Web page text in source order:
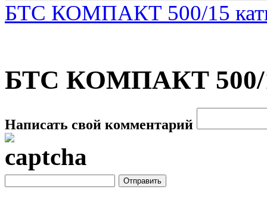
БТС КОМПАКТ 500/15
БТС КОМПАКТ 500/
Написать свой комментарий